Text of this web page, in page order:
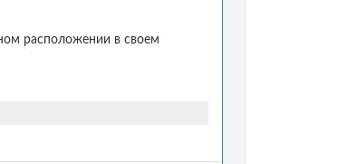
расположении в своем